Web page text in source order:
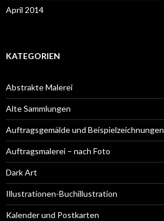
April 2014
KATEGORIEN
Abstrakte Malerei
Alte Sammlungen
Auftragsgemälde und Beispielzeichnungen
Auftragsmalerei – nach Foto
Dark Art
Illustrationen-Buchillustration
Kalender und Postkarten